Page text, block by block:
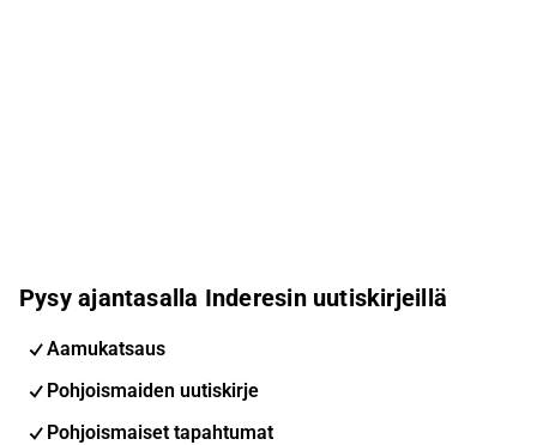
Pysy ajantasalla Inderesin uutiskirjeillä
Aamukatsaus
Pohjoismaiden uutiskirje
Pohjoismaiset tapahtumat